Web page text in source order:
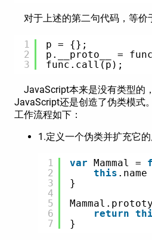
对于上述的第二句代码，等价
1
2
3
p = {};
p.__proto__ =
func.call(p);
JavaScript本来是没有类型的
JavaScript还是创造了伪类模式
工作流程如下：
1.定义一个伪类并扩充它
1
2
3
4
5
6
7
var Mammal =
this
}
return
}